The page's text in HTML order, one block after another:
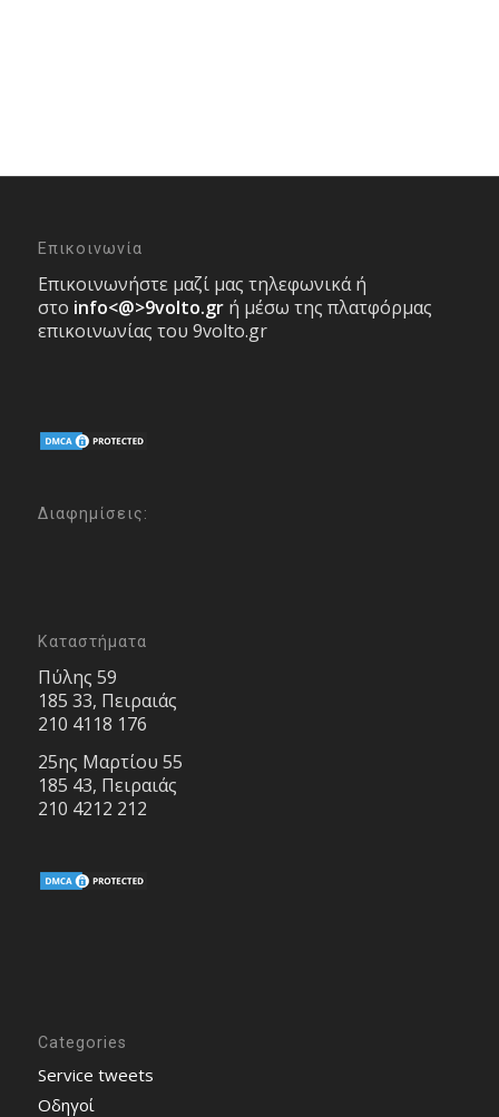
Επικοινωνία
Επικοινωνήστε μαζί μας τηλεφωνικά ή
στο info<@>9volto.gr ή μέσω της πλατφόρμας
επικοινωνίας του 9volto.gr
Διαφημίσεις:
Καταστήματα
Πύλης 59
185 33, Πειραιάς
210 4118 176
25ης Μαρτίου 55
185 43, Πειραιάς
210 4212 212
Categories
Service tweets
Οδηγοί